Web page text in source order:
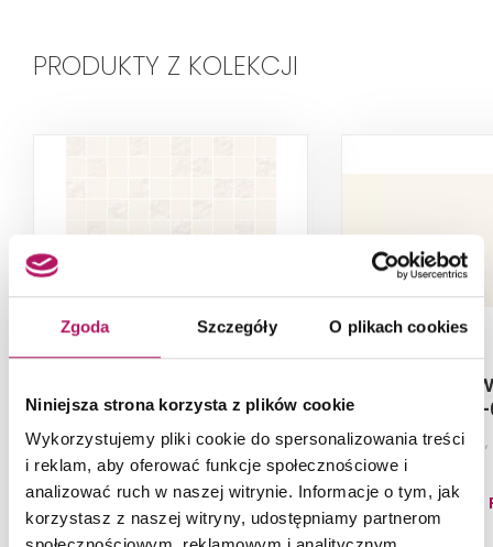
Zgoda Szczegóły O plikach cookies
Niniejsza strona korzysta z plików cookie
Wykorzystujemy pliki cookie do spersonalizowania treści
i reklam, aby oferować funkcje społecznościowe i
analizować ruch w naszej witrynie. Informacje o tym, jak
korzystasz z naszej witryny, udostępniamy partnerom
PRODUKTY Z KOLEKCJI
Mosaic Mix OD954-005
Mozaika ścienna, 29x29 cm
35,00 PLN
Opoczno
Płytka
87,50